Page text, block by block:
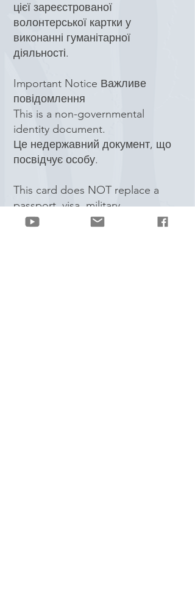
цієї зареєстрованої
волонтерської картки у
виконанні гуманітарної
діяльності.
Important Notice Важливе
повідомлення
This is a non-governmental
identity document.
Це недержавний документ, що
посвідчує особу.
This card does NOT replace a
passport, visa, military
accreditation, permit or official